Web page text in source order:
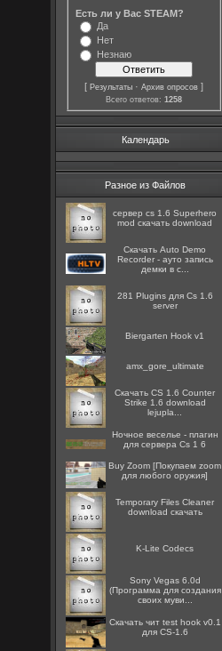
Есть ли у Вас STEAM?
Да
Нет
Незнаю
[Результаты ·Архив опросов ]
Всего ответов:1258
Календарь
Разное из Файлов
сервер cs 1.6 Superhero
mod скачать download
Скачать Auto Demo
Recorder - ауто запись
демки в c...
281 Plugins для Cs 1.6
server
Biergarten Hook v1
amx_gore_ultimate
Скачать CS 1.6 Counter
Strike 1.6 download
lejupla...
Ночное веселье - плагин
для сервера Cs 1 6
Buy Zoom [Покупаем zoom
для любого оружия]
Temporary Files Cleaner
download скачать
K-Lite Codecs
Sony Vegas 6.0d
(Программа для создания
своих муви...
Скачать чит test hook v0.1
для CS-1.6